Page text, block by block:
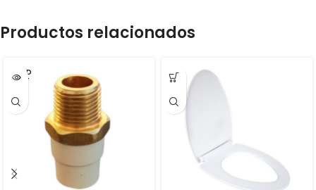
Productos relacionados
SOLD
OUT